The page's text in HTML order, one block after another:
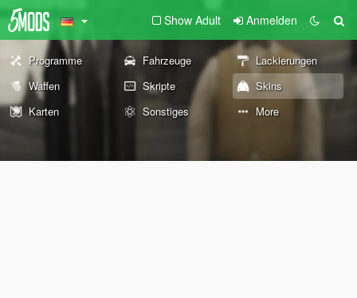
Show Adult Anmelden
Programme Fahrzeuge
Lackierungen
Waffen
Skripte
Skins
Karten
Sonstiges More